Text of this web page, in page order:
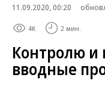
11.09.2020, 00:20
4K 2 мин.
Контролю и
вводные